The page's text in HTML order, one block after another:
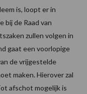
is, loopt er in
bij de Raad van
zullen volgen in
gaat een voorlopige
de vrijgestelde
maken. Hierover zal
afschot mogelijk is